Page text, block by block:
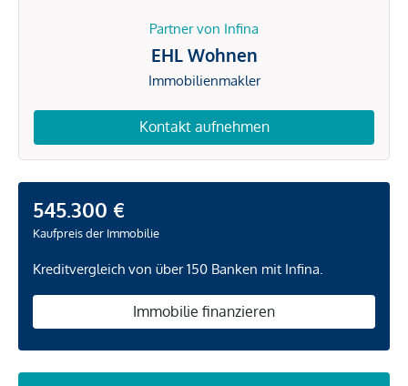
Partner von Infina
EHL Wohnen
Immobilienmakler
Kontakt aufnehmen
545.300 €
Kaufpreis der Immobilie
Kreditvergleich von über 150 Banken mit Infina.
Immobilie finanzieren